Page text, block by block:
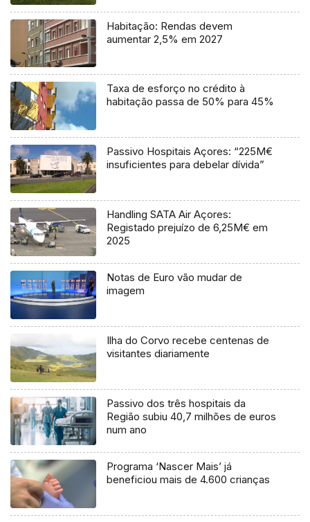
Habitação: Rendas devem
aumentar 2,5% em 2027
Taxa de esforço no crédito à
habitação passa de 50% para 45%
Passivo Hospitais Açores: “225M€
insuficientes para debelar dívida”
Handling SATA Air Açores:
Registado prejuízo de 6,25M€ em
2025
Notas de Euro vão mudar de
imagem
Ilha do Corvo recebe centenas de
visitantes diariamente
Passivo dos três hospitais da
Região subiu 40,7 milhões de euros
num ano
Programa ‘Nascer Mais’ já
beneficiou mais de 4.600 crianças